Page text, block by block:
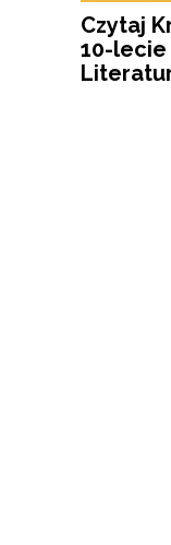
Czytaj
10-lecie